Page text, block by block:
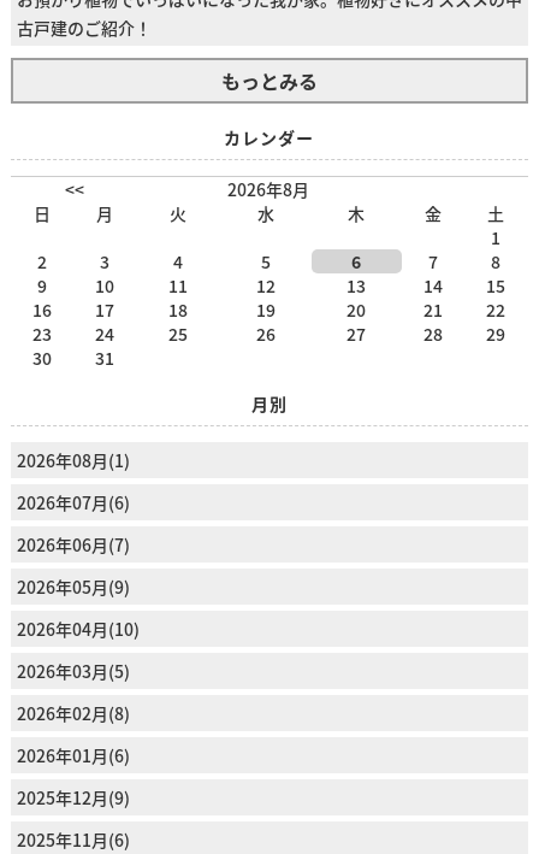
古戸建のご紹介！
もっとみる
カレンダー
<<
2026年8月
日
月 火 水 木 金
土
1
2
3 4 5 6 7
8
9
10 11 12 13 14
15
16
17 18 19 20 21
22
23
24 25 26 27 28
29
30
31
月別
2026年08月(1)
2026年07月(6)
2026年06月(7)
2026年05月(9)
2026年04月(10)
2026年03月(5)
2026年02月(8)
2026年01月(6)
2025年12月(9)
2025年11月(6)